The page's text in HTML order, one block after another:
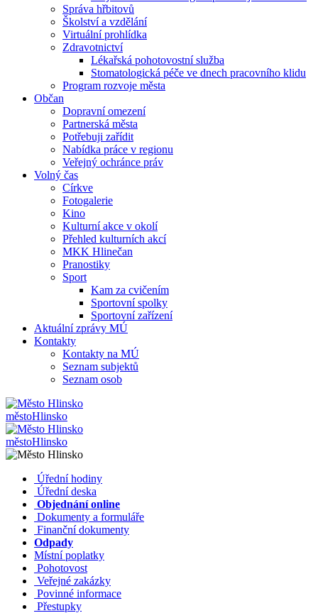
Správa hřbitovů
Školství a vzdělání
Virtuální prohlídka
Zdravotnictví
Lékařská pohotovostní služba
Stomatologická péče ve dnech pracovního klidu
Program rozvoje města
Občan
Dopravní omezení
Partnerská města
Potřebuji zařídit
Nabídka práce v regionu
Veřejný ochránce práv
Volný čas
Církve
Fotogalerie
Kino
Kulturní akce v okolí
Přehled kulturních akcí
MKK Hlinečan
Pranostiky
Sport
Kam za cvičením
Sportovní spolky
Sportovní zařízení
Aktuální zprávy MÚ
Kontakty
Kontakty na MÚ
Seznam subjektů
Seznam osob
městoHlinsko
městoHlinsko
Úřední hodiny
Úřední deska
Objednání online
Dokumenty a formuláře
Finanční dokumenty
Odpady
Místní poplatky
Pohotovost
Veřejné zakázky
Povinné informace
Přestupky